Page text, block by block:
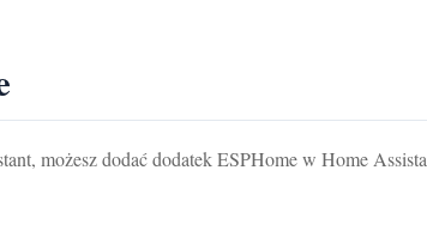
możesz dodać dodatek ESPHome w Home